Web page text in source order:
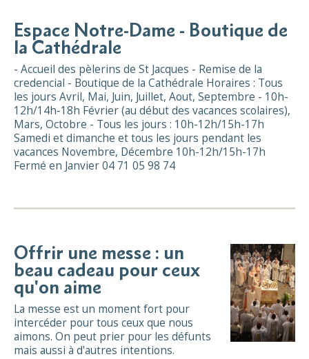
Espace Notre-Dame - Boutique de
la Cathédrale
- Accueil des pèlerins de St Jacques - Remise de la
credencial - Boutique de la Cathédrale Horaires : Tous
les jours Avril, Mai, Juin, Juillet, Aout, Septembre - 10h-
12h/14h-18h Février (au début des vacances scolaires),
Mars, Octobre - Tous les jours : 10h-12h/15h-17h
Samedi et dimanche et tous les jours pendant les
vacances Novembre, Décembre 10h-12h/15h-17h
Fermé en Janvier 04 71 05 98 74
Offrir une messe : un
beau cadeau pour ceux
qu'on aime
La messe est un moment fort pour
intercéder pour tous ceux que nous
aimons. On peut prier pour les défunts
mais aussi à d'autres intentions.